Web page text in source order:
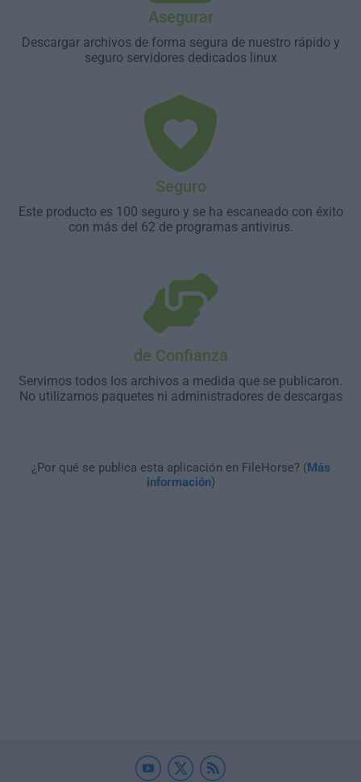
Asegurar
Descargar archivos de forma segura de nuestro rápido y
seguro servidores dedicados linux
Seguro
Este producto es 100 seguro y se ha escaneado con éxito
con más del 62 de programas antivirus.
de Confianza
Servimos todos los archivos a medida que se publicaron.
No utilizamos paquetes ni administradores de descargas
¿Por qué se publica esta aplicación en FileHorse? (Más
información)